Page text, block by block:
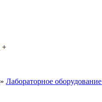
+
» Лабораторное оборудование